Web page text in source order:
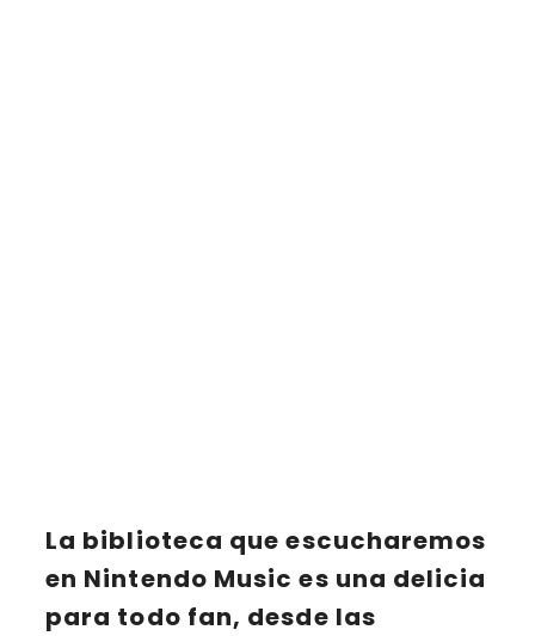
La biblioteca que escucharemos
en Nintendo Music es una delicia
para todo fan, desde las